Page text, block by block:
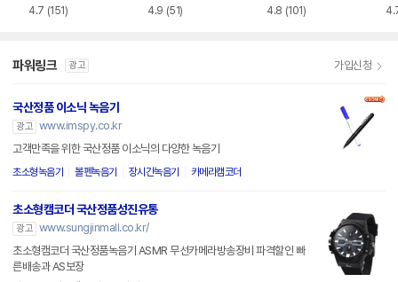
4.7 (151) 4.9 (51) 4.8 (101)
파워링크 광고 가입신청
국산정품 이소닉 녹음기
광고 www.imspy.co.kr
고객만족을 위한 국산정품 이소닉의 다양한 녹음기
초소형녹음기 볼펜녹음기 장시간녹음기 카메라캠코더
초소형캠코더 국산정품성진유통
광고 www.sungjinmall.co.kr/
초소형캠코더 국산정품녹음기 ASMR 무선카메라방송장비 파격할인 빠
른배송과 AS보장